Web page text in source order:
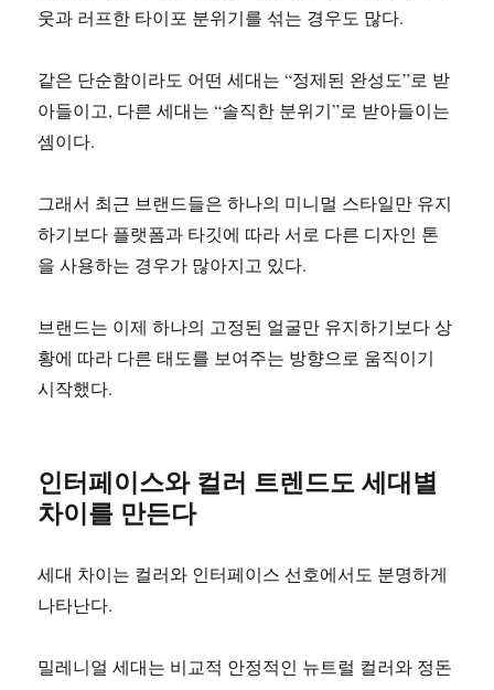
웃과 러프한 타이포 분위기를 섞는 경우도 많다.
같은 단순함이라도 어떤 세대는 “정제된 완성도”로 받
아들이고, 다른 세대는 “솔직한 분위기”로 받아들이는
셈이다.
그래서 최근 브랜드들은 하나의 미니멀 스타일만 유지
하기보다 플랫폼과 타깃에 따라 서로 다른 디자인 톤
을 사용하는 경우가 많아지고 있다.
브랜드는 이제 하나의 고정된 얼굴만 유지하기보다 상
황에 따라 다른 태도를 보여주는 방향으로 움직이기
시작했다.
인터페이스와 컬러 트렌드도 세대별
차이를 만든다
세대 차이는 컬러와 인터페이스 선호에서도 분명하게
나타난다.
밀레니얼 세대는 비교적 안정적인 뉴트럴 컬러와 정돈